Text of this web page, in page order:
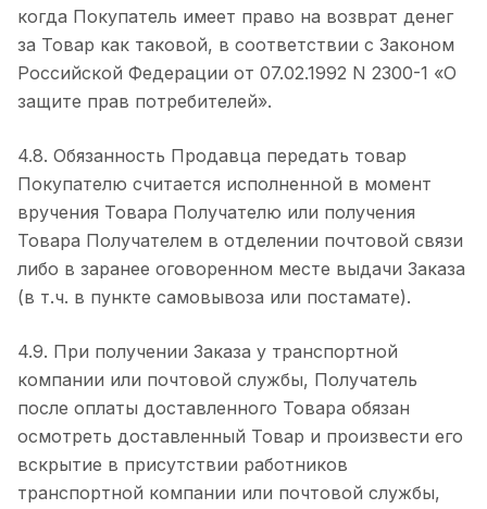
когда Покупатель имеет право на возврат денег
за Товар как таковой, в соответствии с Законом
Российской Федерации от 07.02.1992 N 2300-1 «О
защите прав потребителей».
4.8. Обязанность Продавца передать товар
Покупателю считается исполненной в момент
вручения Товара Получателю или получения
Товара Получателем в отделении почтовой связи
либо в заранее оговоренном месте выдачи Заказа
(в т.ч. в пункте самовывоза или постамате).
4.9. При получении Заказа у транспортной
компании или почтовой службы, Получатель
после оплаты доставленного Товара обязан
осмотреть доставленный Товар и произвести его
вскрытие в присутствии работников
транспортной компании или почтовой службы,